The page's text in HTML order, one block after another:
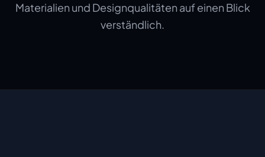
Materialien und Designqualitäten auf einen Blick
verständlich.